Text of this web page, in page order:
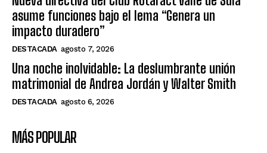
asume funciones bajo el lema “Genera un
impacto duradero”
DESTACADA agosto 7, 2026
Una noche inolvidable: La deslumbrante unión
matrimonial de Andrea Jordán y Walter Smith
DESTACADA agosto 6, 2026
MÁS POPULAR